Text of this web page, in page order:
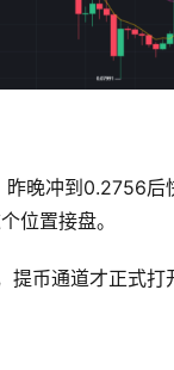
晚冲到0.2756后
位置接盘。
提币通道才正式